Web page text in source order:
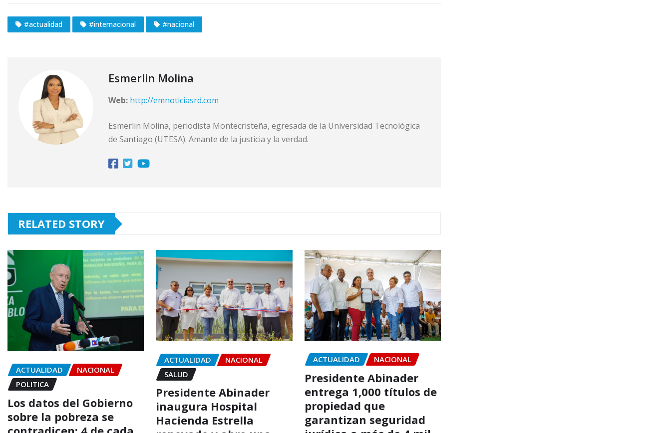
#actualidad #internacional #nacional
Esmerlin Molina
Web: http://emnoticiasrd.com
Esmerlin Molina, periodista Montecristeña, egresada de la Universidad Tecnológica
de Santiago (UTESA). Amante de la justicia y la verdad.
RELATED STORY
ACTUALIDAD
NACIONAL
POLITICA
Los datos del Gobierno
sobre la pobreza se
ACTUALIDAD
NACIONAL
SALUD
Presidente Abinader
inaugura Hospital
Hacienda Estrella
ACTUALIDAD NACIONAL
Presidente Abinader
entrega 1,000 títulos de
propiedad que
garantizan seguridad